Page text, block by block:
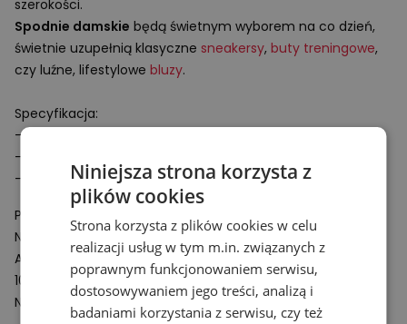
szerokości.
Spodnie damskie będą świetnym wyborem na co dzień,
świetnie uzupełnią klasyczne sneakersy, buty treningowe,
czy luźne, lifestylowe bluzy.
Specyfikacja:
- Wysoki stan
- Krój: oversize
- Materiał: 100% bawełna
Podmiot odpowiedzialny:
New Balance Europe BV
A-Factorij, Pilotenstraat 35 – 45
1059 CH Amsterdam
Netherlands
Niniejsza strona korzysta z
plików cookies
Strona korzysta z plików cookies w celu
realizacji usług w tym m.in. związanych z
poprawnym funkcjonowaniem serwisu,
dostosowywaniem jego treści, analizą i
badaniami korzystania z serwisu, czy też